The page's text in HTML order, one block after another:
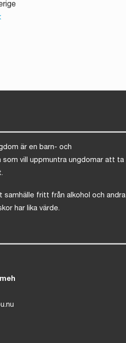
är en barn- och
som vill uppmuntra ungdomar att ta
samhälle fritt från alkohol och andra
har lika värde.